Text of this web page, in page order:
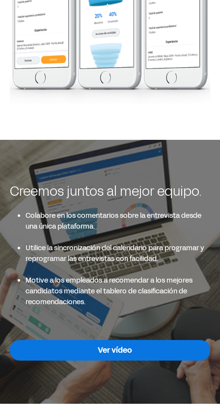
Creemos juntos al mejor equipo.
Colabore en los comentarios sobre la entrevista desde
una única plataforma.
Utilice la sincronización del calendario para programar y
reprogramar las entrevistas con facilidad.
Motive a los empleados a recomendar a los mejores
candidatos mediante el tablero de clasificación de
recomendaciones.
Ver vídeo